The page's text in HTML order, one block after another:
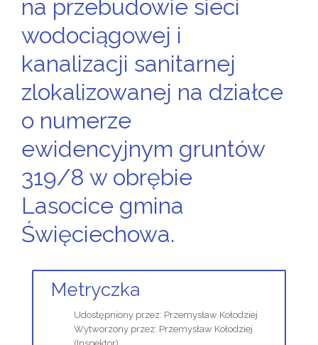
na przebudowie sieci
wodociągowej i
kanalizacji sanitarnej
zlokalizowanej na działce
o numerze
ewidencyjnym gruntów
319/8 w obrębie
Lasocice gmina
Święciechowa.
Metryczka
Udostępniony przez: Przemysław Kołodziej
Wytworzony przez: Przemysław Kołodziej